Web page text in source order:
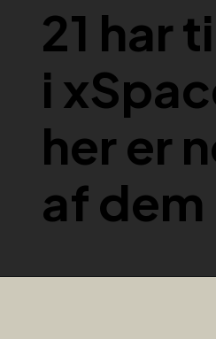
21 har
i
her er
af dem